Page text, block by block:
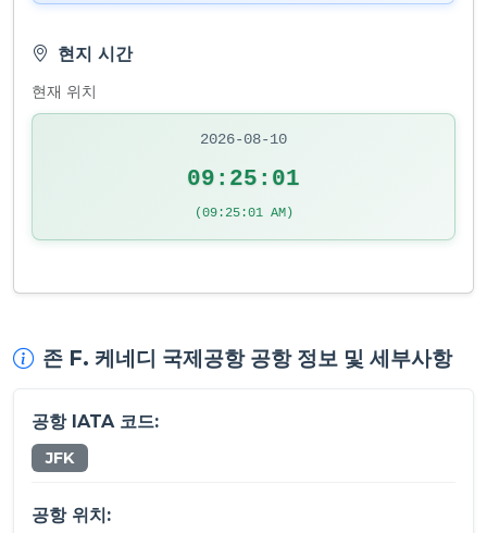
현지 시간
현재 위치
2026-08-10
09:25:01
(09:25:01 AM)
존 F. 케네디 국제공항 공항 정보 및 세부사항
공항 IATA 코드:
JFK
공항 위치: